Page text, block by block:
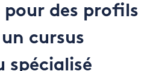
pour des profils
cursus
spécialisé